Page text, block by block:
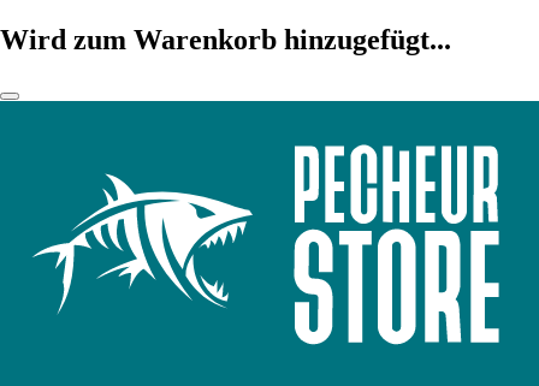
Wird zum Warenkorb hinzugefügt...